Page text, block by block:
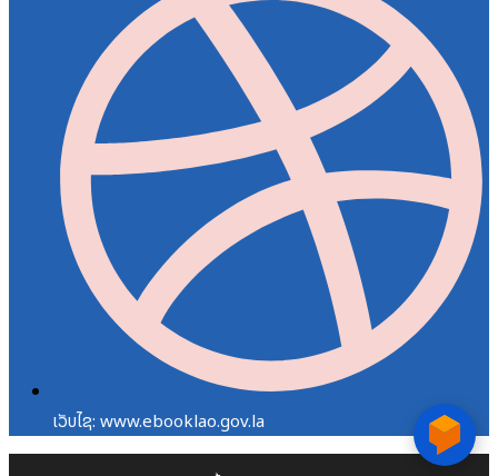
ເວັບໄຊ: www.ebooklao.gov.la